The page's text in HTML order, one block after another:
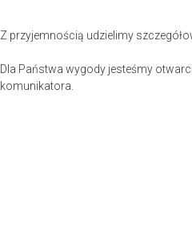
Z przyjemnością udzielimy
Dla Państwa wygody jesteśmy
komunikatora.